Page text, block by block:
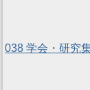
038 学会・研究